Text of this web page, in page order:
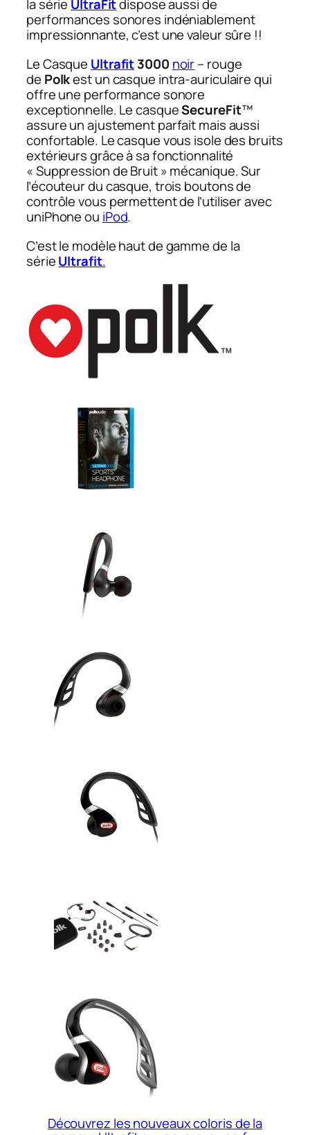
la série UltraFitdispose aussi de
performances sonores indéniablement
impressionnante, c’est une valeur sûre !!
Le Casque Ultrafit3000 noir– rouge
de Polkest un casque intra-auriculaire qui
offre une performance sonore
exceptionnelle. Le casqueSecureFit™
assure un ajustement parfait mais aussi
confortable. Le casque vous isole des bruits
extérieurs grâce à sa fonctionnalité
« Suppression de Bruit » mécanique. Sur
l’écouteur du casque, trois boutons de
contrôle vous permettent de l’utiliser avec
uniPhone ou iPod.
C’est le modèle haut de gamme de la
sérieUltrafit.
Découvrez les nouveaux coloris de la